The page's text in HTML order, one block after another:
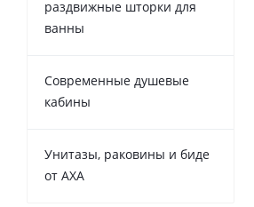
раздвижные шторки для
ванны
Современные душевые
кабины
Унитазы, раковины и биде
от AXA